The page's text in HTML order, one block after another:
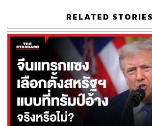
RELATED STORIES